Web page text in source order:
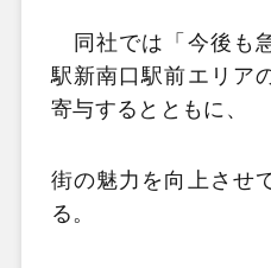
同社では「今後も
駅新南口駅前エリア
寄与するとともに、
街の魅力を向上させ
る。